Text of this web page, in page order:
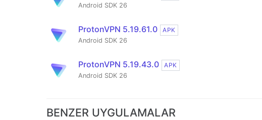
Android SDK 26
ProtonVPN 5.19.61.0
APK
Android SDK 26
ProtonVPN 5.19.43.0
APK
Android SDK 26
BENZER UYGULAMALAR